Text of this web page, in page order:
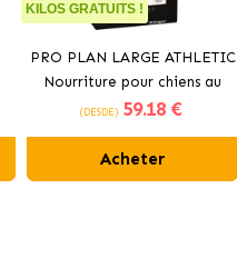
KILOS GRATUITS !
PRO PLAN LARGE ATHLETIC
Nourriture pour chiens au
poulet
(DESDE) 59.18 €
Acheter